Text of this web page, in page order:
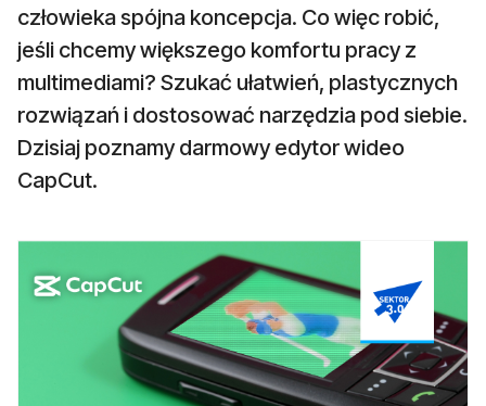
człowieka spójna koncepcja. Co więc robić,
jeśli chcemy większego komfortu pracy z
multimediami? Szukać ułatwień, plastycznych
rozwiązań i dostosować narzędzia pod siebie.
Dzisiaj poznamy darmowy edytor wideo
CapCut.